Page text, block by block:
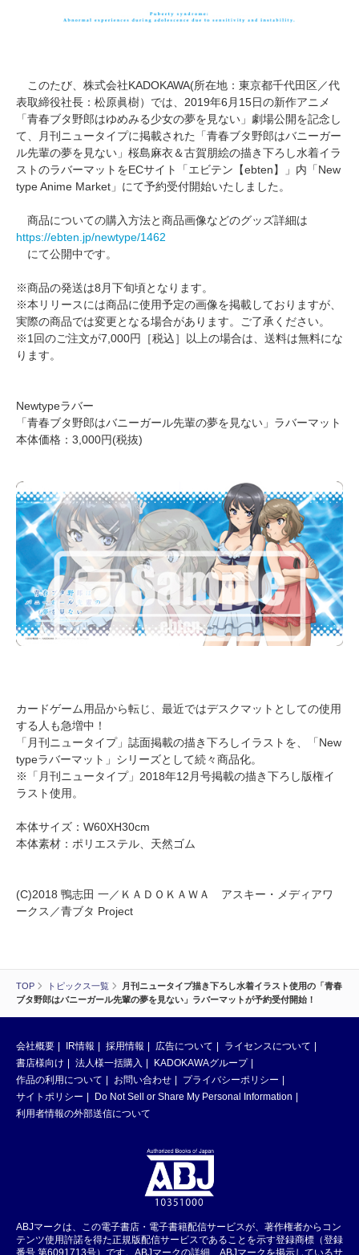
TOP トピックス一覧
月刊ニュータイプ描き下ろし水着イラスト使用の「青春
ブタ野郎はバニーガール先輩の夢を見ない」ラバーマットが予約受付開始！
このたび、株式会社KADOKAWA(所在地：東京都千代田区／代
表取締役社長：松原眞樹）では、2019年6月15日の新作アニメ
「青春ブタ野郎はゆめみる少女の夢を見ない」劇場公開を記念し
て、月刊ニュータイプに掲載された「青春ブタ野郎はバニーガー
ル先輩の夢を見ない」桜島麻衣＆古賀朋絵の描き下ろし水着イラ
ストのラバーマットをECサイト「エビテン【ebten】」内「New
type Anime Market」にて予約受付開始いたしました。
商品についての購入方法と商品画像などのグッズ詳細は
https://ebten.jp/newtype/1462
にて公開中です。
※商品の発送は8月下旬頃となります。
※本リリースには商品に使用予定の画像を掲載しておりますが、
実際の商品では変更となる場合があります。ご了承ください。
※1回のご注文が7,000円［税込］以上の場合は、送料は無料にな
ります。
Newtypeラバー
「青春ブタ野郎はバニーガール先輩の夢を見ない」ラバーマット
本体価格：3,000円(税抜)
カードゲーム用品から転じ、最近ではデスクマットとしての使用
する人も急増中！
「月刊ニュータイプ」誌面掲載の描き下ろしイラストを、「New
typeラバーマット」シリーズとして続々商品化。
※「月刊ニュータイプ」2018年12月号掲載の描き下ろし版権イ
ラスト使用。
本体サイズ：W60XH30cm
本体素材：ポリエステル、天然ゴム
(C)2018 鴨志田 一／ＫＡＤＯＫＡＷＡ アスキー・メディアワ
ークス／青ブタ Project
会社概要 IR情報 採用情報 広告について
ライセンスについて
書店様向け
法人様一括購入
KADOKAWAグループ
作品の利用について
お問い合わせ
プライバシーポリシー
サイトポリシー
Do Not Sell or Share My Personal Information
利用者情報の外部送信について
ABJマークは、この電子書店・電子書籍配信サービスが、著作権者からコン
テンツ使用許諾を得た正規版配信サービスであることを示す登録商標（登録